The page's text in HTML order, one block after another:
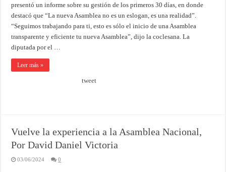
presentó un informe sobre su gestión de los primeros 30 días, en donde
destacó que “La nueva Asamblea no es un eslogan, es una realidad”.
“Seguimos trabajando para ti, esto es sólo el inicio de una Asamblea
transparente y eficiente tu nueva Asamblea”, dijo la coclesana. La
diputada por el …
Leer más »
tweet
Vuelve la experiencia a la Asamblea Nacional,
Por David Daniel Victoria
03/06/2024 0